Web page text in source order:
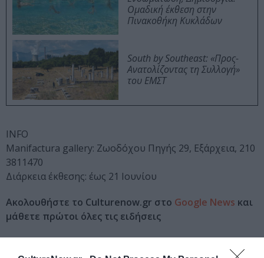
Ομαδική έκθεση στην
Πινακοθήκη Κυκλάδων
South by Southeast: «Προς-
Ανατολίζοντας τη Συλλογή»
του ΕΜΣΤ
INFO
Manifactura gallery: Ζωοδόχου Πηγής 29, Εξάρχεια, 210
3811470
Διάρκεια έκθεσης: έως 21 Ιουνίου
Ακολουθήστε το Culturenow.gr στο Google News και
μάθετε πρώτοι όλες τις ειδήσεις